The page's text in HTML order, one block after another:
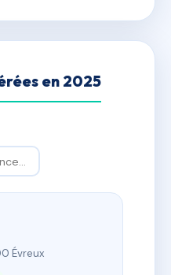
en 2025
Évreux